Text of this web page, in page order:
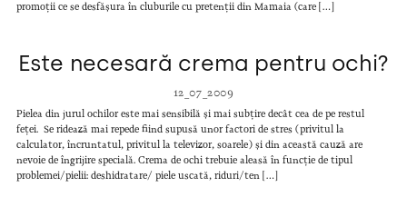
promoții ce se desfășura în cluburile cu pretenții din Mamaia (care […]
Este necesară crema pentru ochi?
12_07_2009
Pielea din jurul ochilor este mai sensibilă și mai subțire decât cea de pe restul
feței. Se ridează mai repede fiind supusă unor factori de stres (privitul la
calculator, încruntatul, privitul la televizor, soarele) și din această cauză are
nevoie de îngrijire specială. Crema de ochi trebuie aleasă în funcție de tipul
problemei/pielii: deshidratare/ piele uscată, riduri/ten […]